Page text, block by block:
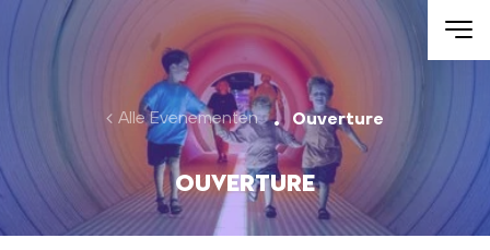
Skip to main content
Alle Evenementen Ouverture
Ouverture